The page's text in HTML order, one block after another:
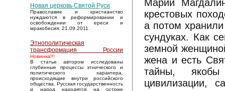
Новая церковь Святой Руси
Православие и христианство
нуждаются в реформировании и
освобождении от ереси и
мракобесия. 21.09.2011.
Этнополитическая
трансформация России
Новинка!!!
В статье автором исследованы
глубинные процессы этнического и
политического характера,
происходящие внутри российского
общества. Русская государственность
и народ находятся на острие
Марии
крестовых
а потом
сундуках. Как
земной
жена и есть
тайны, якобы
цивилизации,